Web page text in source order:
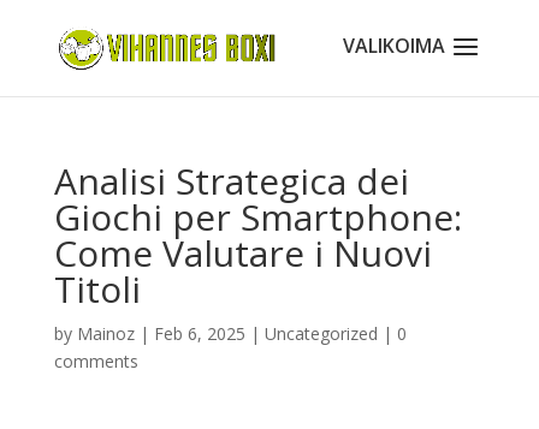
Analisi Strategica dei
Giochi per Smartphone:
Come Valutare i Nuovi
Titoli
by Mainoz| Feb 6, 2025 | Uncategorized | 0
comments